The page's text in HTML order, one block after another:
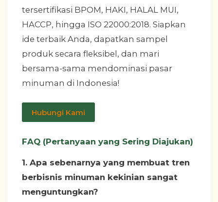
tersertifikasi BPOM, HAKI, HALAL MUI,
HACCP, hingga ISO 22000:2018. Siapkan
ide terbaik Anda, dapatkan sampel
produk secara fleksibel, dan mari
bersama-sama mendominasi pasar
minuman di Indonesia!
Hubungi Kami
FAQ (Pertanyaan yang Sering Diajukan)
1. Apa sebenarnya yang membuat tren
berbisnis minuman kekinian sangat
menguntungkan?